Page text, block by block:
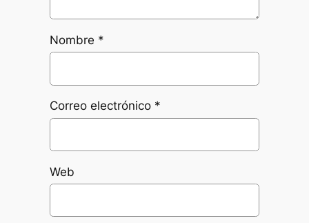
Nombre *
Correo electrónico *
Web